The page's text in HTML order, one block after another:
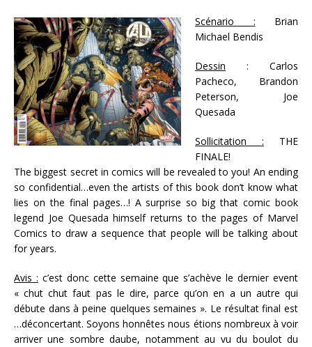
Scénario : Brian
Michael Bendis
Dessin : Carlos
Pacheco, Brandon
Peterson, Joe
Quesada
Sollicitation : THE
FINALE!
The biggest secret in comics will be revealed to you! An ending
so confidential…even the artists of this book don’t know what
lies on the final pages…! A surprise so big that comic book
legend Joe Quesada himself returns to the pages of Marvel
Comics to draw a sequence that people will be talking about
for years.
Avis : c’est donc cette semaine que s’achève le dernier event
« chut chut faut pas le dire, parce qu’on en a un autre qui
débute dans à peine quelques semaines ». Le résultat final est
…déconcertant. Soyons honnêtes nous étions nombreux à voir
arriver une sombre daube, notamment au vu du boulot du